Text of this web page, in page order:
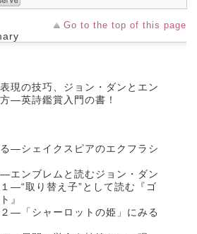
Go to the top of this page
現の技巧、ジョン・ダンとエン
―英詩鑑賞入門の書！
―シェイクスピアのエクフラシ
ンブレムと読むジョン・ダン
―“取り替え子”として読む『ゴ
』
―「シャーロットの姫」にみる